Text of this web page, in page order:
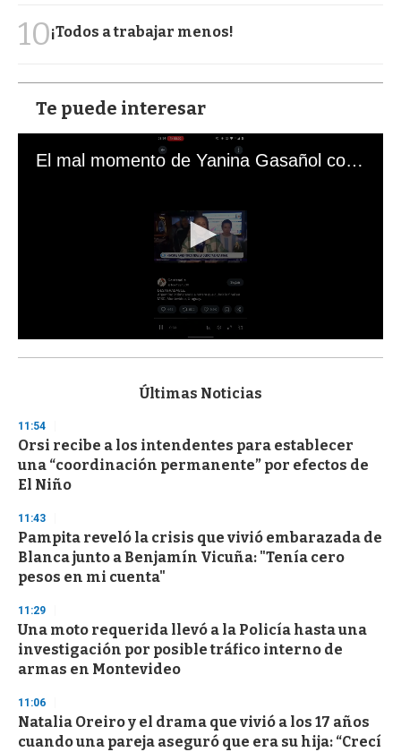
10¡Todos a trabajar menos!
Te puede interesar
El mal momento de Yanina Gasañol con un hincha argentino en "Subrayado"
s
d
s
o
f
3
s
e
c
o
n
d
s
Últimas Noticias
11:54
Orsi recibe a los intendentes para establecer
una “coordinación permanente” por efectos de
El Niño
11:43
Pampita reveló la crisis que vivió embarazada de
Blanca junto a Benjamín Vicuña: "Tenía cero
pesos en mi cuenta"
11:29
Una moto requerida llevó a la Policía hasta una
investigación por posible tráfico interno de
armas en Montevideo
11:06
Natalia Oreiro y el drama que vivió a los 17 años
cuando una pareja aseguró que era su hija: “Crecí